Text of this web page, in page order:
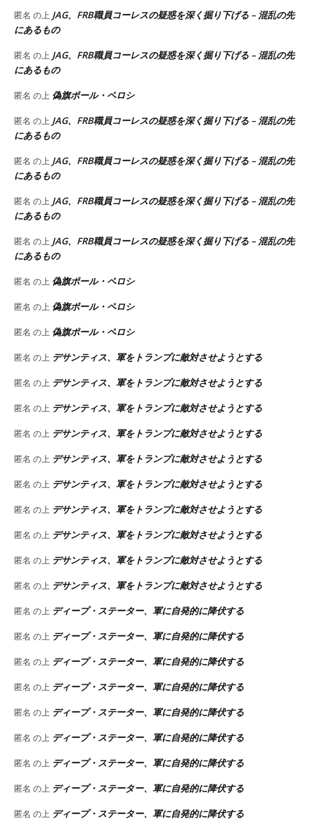
匿名 の上 JAG、FRB職員コーレスの疑惑を深く掘り下げる – 混乱の先
にあるもの
匿名 の上 JAG、FRB職員コーレスの疑惑を深く掘り下げる – 混乱の先
にあるもの
匿名 の上 偽旗ポール・ペロシ
匿名 の上 JAG、FRB職員コーレスの疑惑を深く掘り下げる – 混乱の先
にあるもの
匿名 の上 JAG、FRB職員コーレスの疑惑を深く掘り下げる – 混乱の先
にあるもの
匿名 の上 JAG、FRB職員コーレスの疑惑を深く掘り下げる – 混乱の先
にあるもの
匿名 の上 JAG、FRB職員コーレスの疑惑を深く掘り下げる – 混乱の先
にあるもの
匿名 の上 偽旗ポール・ペロシ
匿名 の上 偽旗ポール・ペロシ
匿名 の上 偽旗ポール・ペロシ
匿名 の上 デサンティス、軍をトランプに敵対させようとする
匿名 の上 デサンティス、軍をトランプに敵対させようとする
匿名 の上 デサンティス、軍をトランプに敵対させようとする
匿名 の上 デサンティス、軍をトランプに敵対させようとする
匿名 の上 デサンティス、軍をトランプに敵対させようとする
匿名 の上 デサンティス、軍をトランプに敵対させようとする
匿名 の上 デサンティス、軍をトランプに敵対させようとする
匿名 の上 デサンティス、軍をトランプに敵対させようとする
匿名 の上 デサンティス、軍をトランプに敵対させようとする
匿名 の上 デサンティス、軍をトランプに敵対させようとする
匿名 の上 ディープ・ステーター、軍に自発的に降伏する
匿名 の上 ディープ・ステーター、軍に自発的に降伏する
匿名 の上 ディープ・ステーター、軍に自発的に降伏する
匿名 の上 ディープ・ステーター、軍に自発的に降伏する
匿名 の上 ディープ・ステーター、軍に自発的に降伏する
匿名 の上 ディープ・ステーター、軍に自発的に降伏する
匿名 の上 ディープ・ステーター、軍に自発的に降伏する
匿名 の上 ディープ・ステーター、軍に自発的に降伏する
匿名 の上 ディープ・ステーター、軍に自発的に降伏する